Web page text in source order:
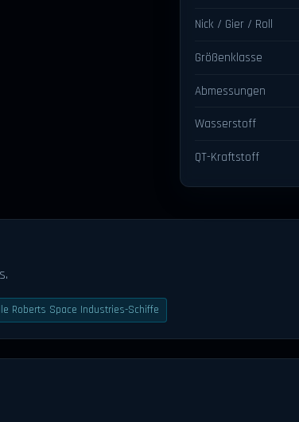
Nick / Gier / Roll
Größenklasse
Abmessungen
Wasserstoff
QT-Kraftstoff
Roberts Space Industries-Schiffe